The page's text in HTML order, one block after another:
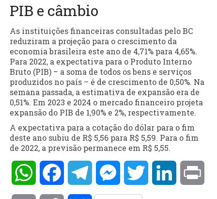
PIB e câmbio
As instituições financeiras consultadas pelo BC
reduziram a projeção para o crescimento da
economia brasileira este ano de 4,71% para 4,65%.
Para 2022, a expectativa para o Produto Interno
Bruto (PIB) – a soma de todos os bens e serviços
produzidos no país – é de crescimento de 0,50%. Na
semana passada, a estimativa de expansão era de
0,51%. Em 2023 e 2024 o mercado financeiro projeta
expansão do PIB de 1,90% e 2%, respectivamente.
A expectativa para a cotação do dólar para o fim
deste ano subiu de R$ 5,56 para R$ 5,59. Para o fim
de 2022, a previsão permanece em R$ 5,55.
WhatsAppFacebookTelegramMessengerTwitter LinkedIn